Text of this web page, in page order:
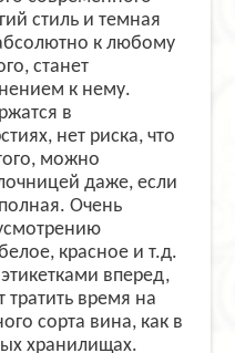
стиль и темная
к любому
станет
к нему.
в
нет риска, что
можно
даже, если
Очень
красное и т.д.
вперед,
время на
сорта вина, как в
хранилищах.